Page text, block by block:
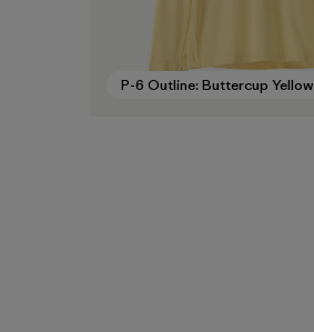
P-6 Outline: Buttercup Yellow